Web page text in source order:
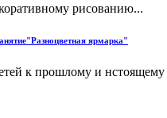
рисованию...
ярмарка"
к прошлому и нстоящему